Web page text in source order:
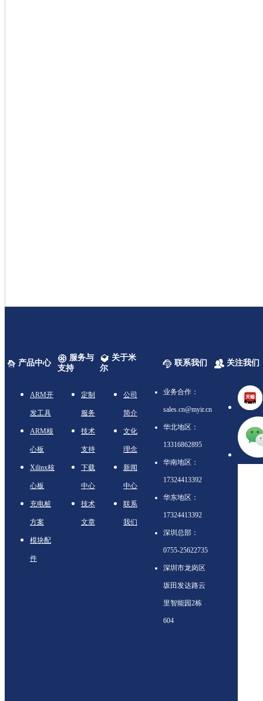
产品中心
服务与
支持
关于米
尔
联系我们 关注我们
ARM开
发工具
ARM核
心板
Xilinx核
心板
充电桩
方案
模块配
件
定制
服务
技术
支持
下载
中心
技术
文章
公司
简介
文化
理念
新闻
中心
联系
我们
业务合作：
sales.cn@myir.cn
华北地区：
13316862895
华南地区：
17324413392
华东地区：
17324413392
深圳总部：
0755-25622735
深圳市龙岗区
坂田发达路云
里智能园2栋
604